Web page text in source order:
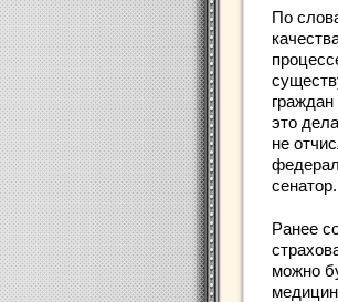
По
это
не
сенатор.
Ранее
можно